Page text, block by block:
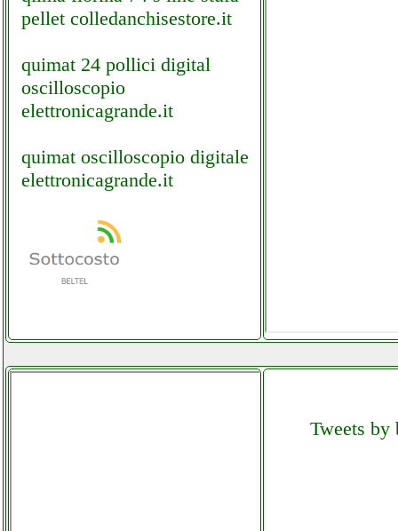
pellet colledanchisestore.it
quimat 24 pollici digital
oscilloscopio
elettronicagrande.it
quimat oscilloscopio digitale
elettronicagrande.it
Tweets by